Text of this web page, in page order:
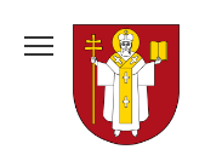
до